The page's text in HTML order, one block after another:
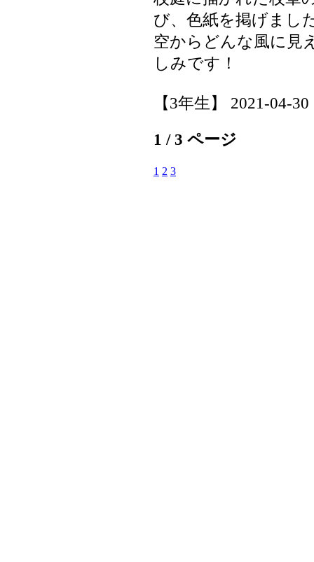
び、色紙を掲げまし
空からどんな風に見
しみです！
【3年生】 2021-04-
1 / 3 ページ
1 2 3